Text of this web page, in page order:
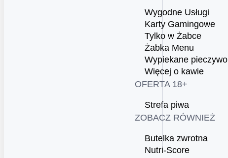
Wygodne Usługi
Karty Gamingowe
Tylko w Żabce
Żabka Menu
Wypiekane pieczywo
Więcej o kawie
OFERTA 18+
Strefa piwa
ZOBACZ RÓWNIEŻ
Butelka zwrotna
Nutri-Score